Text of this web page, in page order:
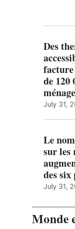
Des
de 120
July 31,
Le
sur les
des
July 31,
Monde